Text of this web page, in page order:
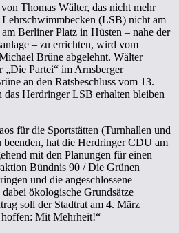
Thomas Wälter, das nicht mehr
(LSB) nicht am
Berliner Platz in Hüsten – nahe der
– zu errichten, wird vom
Brüne abgelehnt. Wälter
Partei“ im Arnsberger
an den Ratsbeschluss vom 13.
Herdringer LSB erhalten bleiben
für die Sportstätten (Turnhallen und
hat die Herdringer CDU am
mit den Planungen für einen
Bündnis 90 / Die Grünen
und die angeschlossene
ökologische Grundsätze
soll der Stadtrat am 4. März
Mit Mehrheit!“